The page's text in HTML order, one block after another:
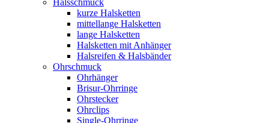
Halsschmuck
kurze Halsketten
mittellange Halsketten
lange Halsketten
Halsketten mit Anhänger
Halsreifen & Halsbänder
Ohrschmuck
Ohrhänger
Brisur-Ohrringe
Ohrstecker
Ohrclips
Single-Ohrringe